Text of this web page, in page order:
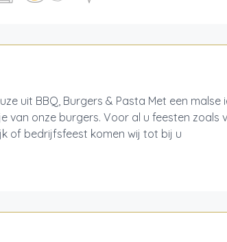
uit BBQ, Burgers & Pasta Met een malse
van onze burgers. Voor al u feesten zoals
of bedrijfsfeest komen wij tot bij u